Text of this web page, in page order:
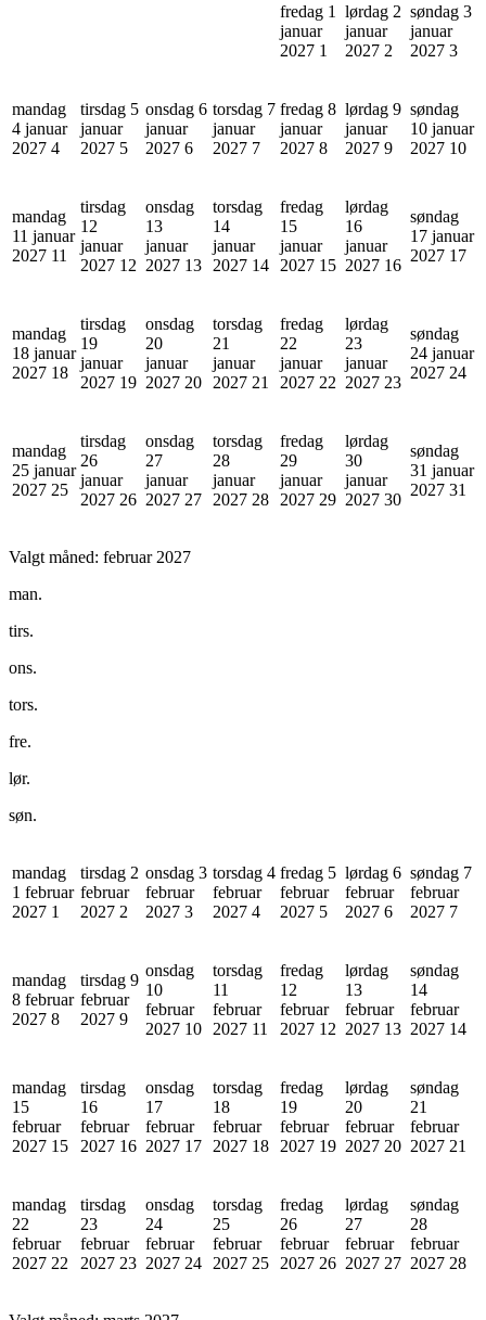
fredag 1
januar
2027 1
lørdag 2
januar
2027 2
søndag 3
januar
2027 3
mandag
4 januar
2027 4
tirsdag 5
januar
2027 5
onsdag 6
januar
2027 6
torsdag 7
januar
2027 7
fredag 8
januar
2027 8
lørdag 9
januar
2027 9
søndag
10 januar
2027 10
mandag
11 januar
2027 11
tirsdag
12
januar
2027 12
onsdag
13
januar
2027 13
torsdag
14
januar
2027 14
fredag
15
januar
2027 15
lørdag
16
januar
2027 16
søndag
17 januar
2027 17
mandag
18 januar
2027 18
tirsdag
19
januar
2027 19
onsdag
20
januar
2027 20
torsdag
21
januar
2027 21
fredag
22
januar
2027 22
lørdag
23
januar
2027 23
søndag
24 januar
2027 24
mandag
25 januar
2027 25
tirsdag
26
januar
2027 26
onsdag
27
januar
2027 27
torsdag
28
januar
2027 28
fredag
29
januar
2027 29
lørdag
30
januar
2027 30
søndag
31 januar
2027 31
Valgt måned: februar 2027
man.
tirs.
ons.
tors.
fre.
lør.
søn.
mandag
1 februar
2027 1
tirsdag 2
februar
2027 2
onsdag 3
februar
2027 3
torsdag 4
februar
2027 4
fredag 5
februar
2027 5
lørdag 6
februar
2027 6
søndag 7
februar
2027 7
mandag
8 februar
2027 8
tirsdag 9
februar
2027 9
onsdag
10
februar
2027 10
torsdag
11
februar
2027 11
fredag
12
februar
2027 12
lørdag
13
februar
2027 13
søndag
14
februar
2027 14
mandag
15
februar
2027 15
tirsdag
16
februar
2027 16
onsdag
17
februar
2027 17
torsdag
18
februar
2027 18
fredag
19
februar
2027 19
lørdag
20
februar
2027 20
søndag
21
februar
2027 21
mandag
22
februar
2027 22
tirsdag
23
februar
2027 23
onsdag
24
februar
2027 24
torsdag
25
februar
2027 25
fredag
26
februar
2027 26
lørdag
27
februar
2027 27
søndag
28
februar
2027 28